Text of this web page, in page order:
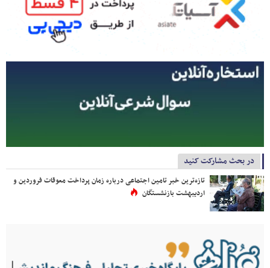
در بحث مشارکت کنید
تازه‌ترین خبر تامین اجتماعی درباره زمان پرداخت معوقات فروردین و
اردیبهشت بازنشستگان